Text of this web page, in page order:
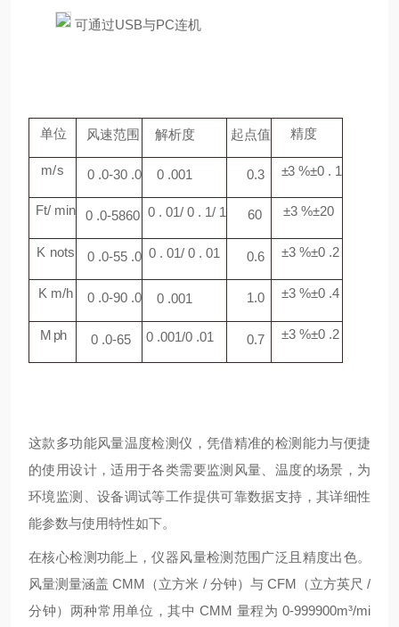
可通过USB与PC连机
单位 风速范围 解析度 起点值 精度
m/s 0 .0-30 .0 0 .001 0.3 ±3 %±0 . 1
Ft/ min 0 .0-5860 0 . 01/ 0 . 1/ 1 60 ±3 %±20
K nots 0 .0-55 .0 0 . 01/ 0 . 01 0.6 ±3 %±0 .2
K m/h 0 .0-90 .0 0 .001 1.0 ±3 %±0 .4
M ph 0 .0-65 0 .001/0 .01 0.7 ±3 %±0 .2
这款多功能风量温度检测仪，凭借精准的检测能力与便捷
的使用设计，适用于各类需要监测风量、温度的场景，为
环境监测、设备调试等工作提供可靠数据支持，其详细性
能参数与使用特性如下。
在核心检测功能上，仪器风量检测范围广泛且精度出色。
风量测量涵盖 CMM（立方米 / 分钟）与 CFM（立方英尺 /
分钟）两种常用单位，其中 CMM 量程为 0-999900m³/mi